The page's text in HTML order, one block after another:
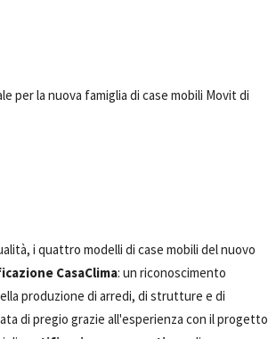
per la nuova famiglia di case mobili Movit di
i quattro modelli di case mobili del nuovo
CasaClima: un riconoscimento
produzione di arredi, di strutture e di
di pregio grazie all'esperienza con il progetto